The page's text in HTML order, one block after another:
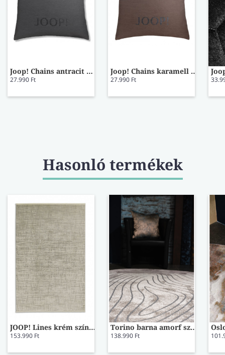
Joop! Chains antracit díszpárna
27.990 Ft
Joop! Chains karamell díszpárna
27.990 Ft
Hasonló termékek
JOOP! Lines krém színű prémium szőnyeg 140x200
153.990 Ft
Torino barna amorf szőnyeg 41064/7131 200x290
138.990 Ft